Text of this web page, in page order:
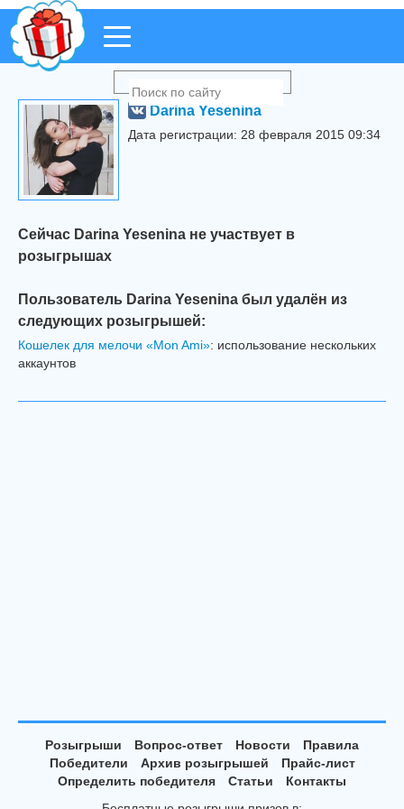
Darina Yesenina
Дата регистрации: 28 февраля 2015 09:34
Сейчас Darina Yesenina не участвует в
розыгрышах
Пользователь Darina Yesenina был удалён из
следующих розыгрышей:
Кошелек для мелочи «Mon Ami»: использование нескольких
аккаунтов
Розыгрыши Вопрос-ответ Новости
Правила
Победители
Архив розыгрышей
Прайс-лист
Определить победителя
Статьи
Контакты